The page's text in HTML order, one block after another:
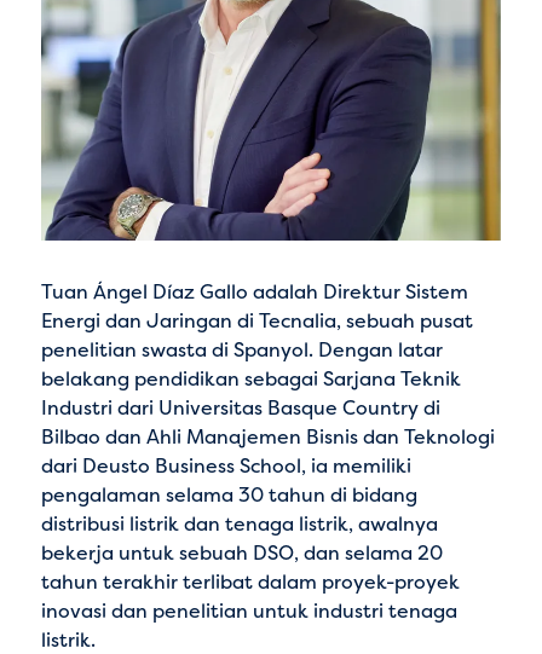
Tuan Ángel Díaz Gallo adalah Direktur Sistem
Energi dan Jaringan di Tecnalia, sebuah pusat
penelitian swasta di Spanyol. Dengan latar
belakang pendidikan sebagai Sarjana Teknik
Industri dari Universitas Basque Country di
Bilbao dan Ahli Manajemen Bisnis dan Teknologi
dari Deusto Business School, ia memiliki
pengalaman selama 30 tahun di bidang
distribusi listrik dan tenaga listrik, awalnya
bekerja untuk sebuah DSO, dan selama 20
tahun terakhir terlibat dalam proyek-proyek
inovasi dan penelitian untuk industri tenaga
listrik.